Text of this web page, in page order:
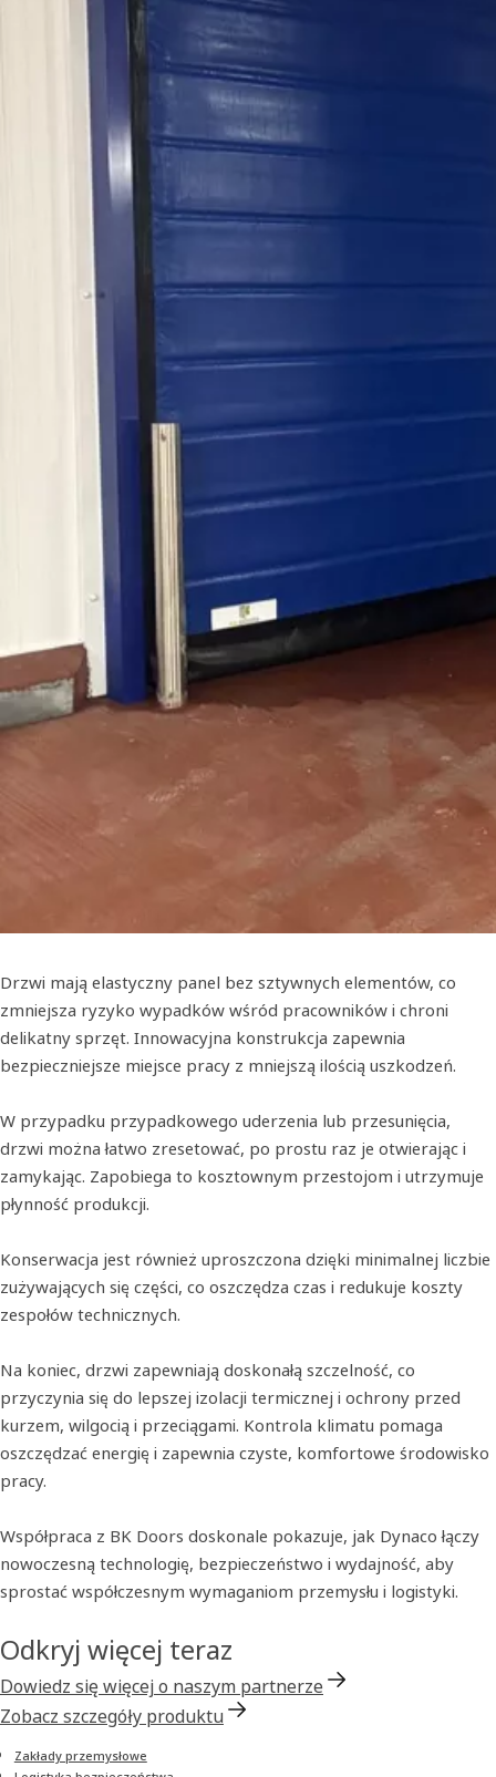
Drzwi mają elastyczny panel bez sztywnych elementów, co
zmniejsza ryzyko wypadków wśród pracowników i chroni
delikatny sprzęt. Innowacyjna konstrukcja zapewnia
bezpieczniejsze miejsce pracy z mniejszą ilością uszkodzeń.
W przypadku przypadkowego uderzenia lub przesunięcia,
drzwi można łatwo zresetować, po prostu raz je otwierając i
zamykając. Zapobiega to kosztownym przestojom i utrzymuje
płynność produkcji.
Konserwacja jest również uproszczona dzięki minimalnej liczbie
zużywających się części, co oszczędza czas i redukuje koszty
zespołów technicznych.
Na koniec, drzwi zapewniają doskonałą szczelność, co
przyczynia się do lepszej izolacji termicznej i ochrony przed
kurzem, wilgocią i przeciągami. Kontrola klimatu pomaga
oszczędzać energię i zapewnia czyste, komfortowe środowisko
pracy.
Współpraca z BK Doors doskonale pokazuje, jak Dynaco łączy
nowoczesną technologię, bezpieczeństwo i wydajność, aby
sprostać współczesnym wymaganiom przemysłu i logistyki.
Odkryj więcej teraz
Dowiedz się więcej o naszym partnerze
Zobacz szczegóły produktu
Zakłady przemysłowe